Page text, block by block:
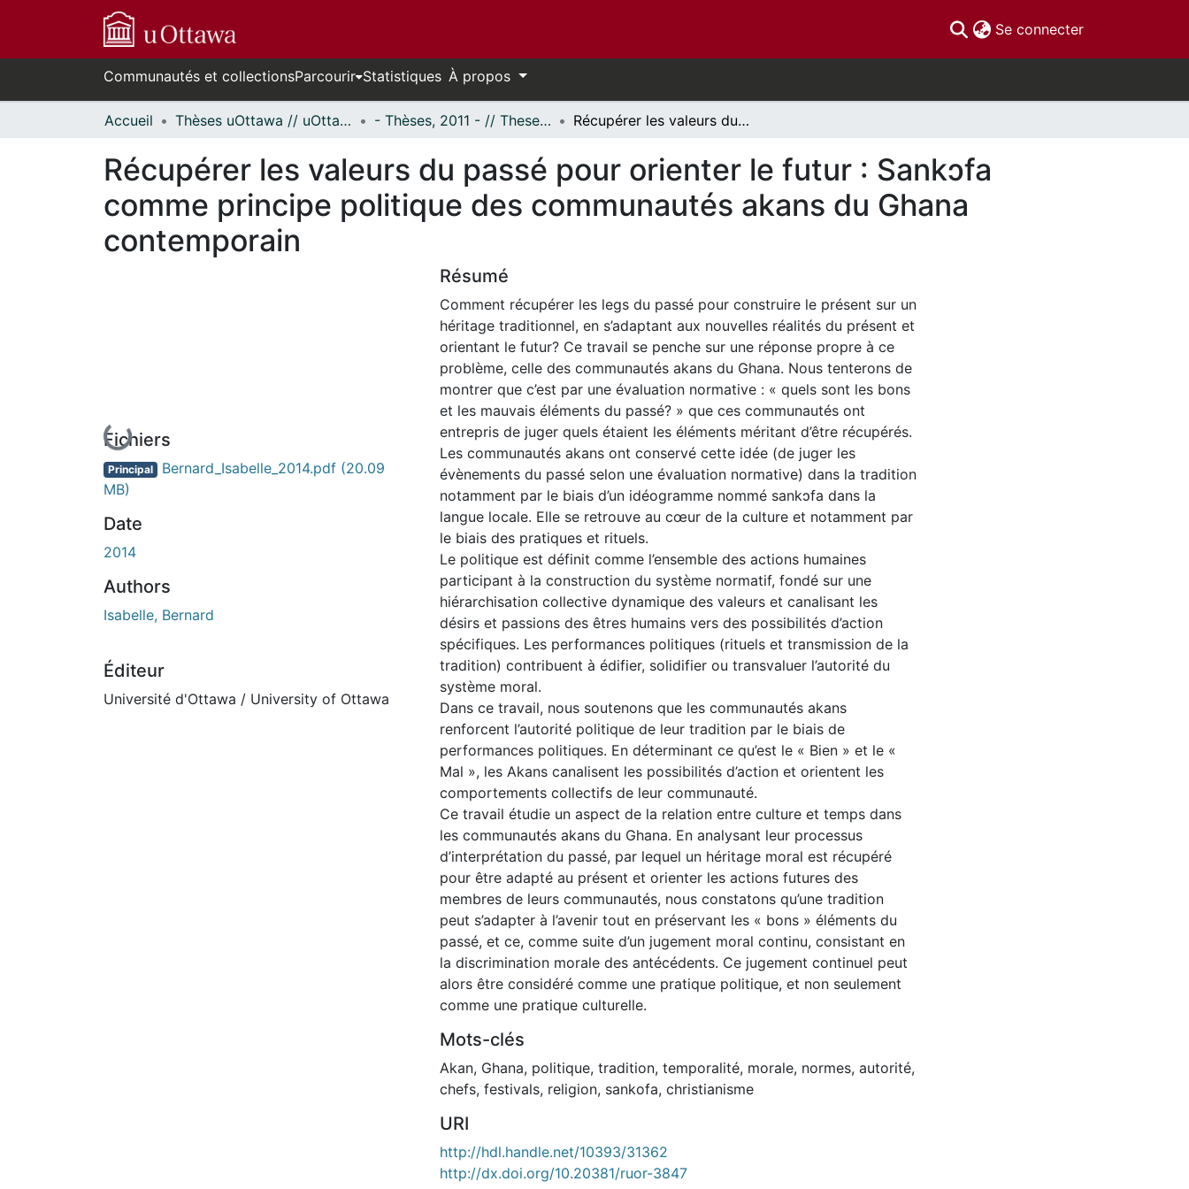
Se connecter(current)
Communautés et collectionsParcourir Statistiques À propos
Accueil Thèses uOttawa // uOttawa Theses - Thèses, 2011 - // Theses, 2011 - Récupérer les valeurs du passé pour orienter le futur : Sankɔfa comme principe politique des communautés akans du Ghana contemporain
Récupérer les valeurs du passé pour orienter le futur : Sankɔfa
comme principe politique des communautés akans du Ghana
contemporain
En cours de chargement...
Fichiers
Principal Bernard_Isabelle_2014.pdf (20.09
MB)
Date
2014
Authors
Isabelle, Bernard
Éditeur
Université d'Ottawa / University of Ottawa
Résumé
Comment récupérer les legs du passé pour construire le présent sur un
héritage traditionnel, en s’adaptant aux nouvelles réalités du présent et
orientant le futur? Ce travail se penche sur une réponse propre à ce
problème, celle des communautés akans du Ghana. Nous tenterons de
montrer que c’est par une évaluation normative : « quels sont les bons
et les mauvais éléments du passé? » que ces communautés ont
entrepris de juger quels étaient les éléments méritant d’être récupérés.
Les communautés akans ont conservé cette idée (de juger les
évènements du passé selon une évaluation normative) dans la tradition
notamment par le biais d’un idéogramme nommé sankↄfa dans la
langue locale. Elle se retrouve au cœur de la culture et notamment par
le biais des pratiques et rituels.
Le politique est définit comme l’ensemble des actions humaines
participant à la construction du système normatif, fondé sur une
hiérarchisation collective dynamique des valeurs et canalisant les
désirs et passions des êtres humains vers des possibilités d’action
spécifiques. Les performances politiques (rituels et transmission de la
tradition) contribuent à édifier, solidifier ou transvaluer l’autorité du
système moral.
Dans ce travail, nous soutenons que les communautés akans
renforcent l’autorité politique de leur tradition par le biais de
performances politiques. En déterminant ce qu’est le « Bien » et le «
Mal », les Akans canalisent les possibilités d’action et orientent les
comportements collectifs de leur communauté.
Ce travail étudie un aspect de la relation entre culture et temps dans
les communautés akans du Ghana. En analysant leur processus
d’interprétation du passé, par lequel un héritage moral est récupéré
pour être adapté au présent et orienter les actions futures des
membres de leurs communautés, nous constatons qu’une tradition
peut s’adapter à l’avenir tout en préservant les « bons » éléments du
passé, et ce, comme suite d’un jugement moral continu, consistant en
la discrimination morale des antécédents. Ce jugement continuel peut
alors être considéré comme une pratique politique, et non seulement
comme une pratique culturelle.
Mots-clés
Akan, Ghana, politique, tradition, temporalité, morale, normes, autorité,
chefs, festivals, religion, sankofa, christianisme
URI
http://hdl.handle.net/10393/31362
http://dx.doi.org/10.20381/ruor-3847